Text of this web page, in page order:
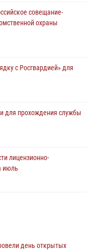
совещание-
охраны
с Росгвардией» для
для прохождения службы
лицензионно-
июль
на Всероссийском
день открытых